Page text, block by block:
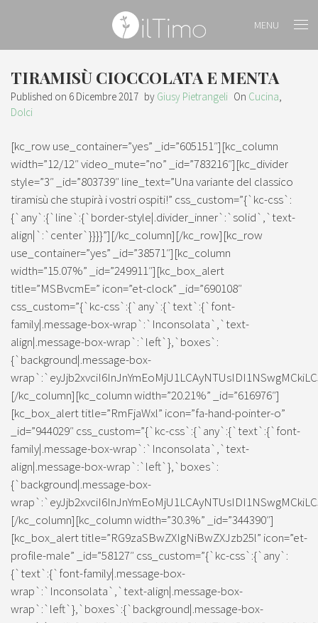
MENU
TIRAMISÙ CIOCCOLATA E MENTA
Published on 6 Dicembre 2017 by Giusy Pietrangeli On Cucina,
Dolci
[kc_row use_container=”yes” _id=”605151″][kc_column
width=”12/12″ video_mute=”no” _id=”783216″][kc_divider
style=”3″ _id=”803739″ line_text=”Una variante del classico
tiramisù che stupirà i vostri ospiti!” css_custom=”{`kc-css`:
{`any`:{`line`:{`border-style|.divider_inner`:`solid`,`text-
align|`:`center`}}}}”][/kc_column][/kc_row][kc_row
use_container=”yes” _id=”38571″][kc_column
width=”15.07%” _id=”249911″][kc_box_alert
title=”MSBvcmE=” icon=”et-clock” _id=”690108″
css_custom=”{`kc-css`:{`any`:{`text`:{`font-
family|.message-box-wrap`:`Inconsolata`,`text-
align|.message-box-wrap`:`left`},`boxes`:
{`background|.message-box-
[/kc_column][kc_column width=”20.21%” _id=”616976″]
[kc_box_alert title=”RmFjaWxl” icon=”fa-hand-pointer-o”
_id=”944029″ css_custom=”{`kc-css`:{`any`:{`text`:{`font-
family|.message-box-wrap`:`Inconsolata`,`text-
align|.message-box-wrap`:`left`},`boxes`:
{`background|.message-box-
[/kc_column][kc_column width=”30.3%” _id=”344390″]
[kc_box_alert title=”RG9zaSBwZXIgNiBwZXJzb25l” icon=”et-
profile-male” _id=”58127″ css_custom=”{`kc-css`:{`any`:
{`text`:{`font-family|.message-box-
wrap`:`Inconsolata`,`text-align|.message-box-
wrap`:`left`},`boxes`:{`background|.message-box-